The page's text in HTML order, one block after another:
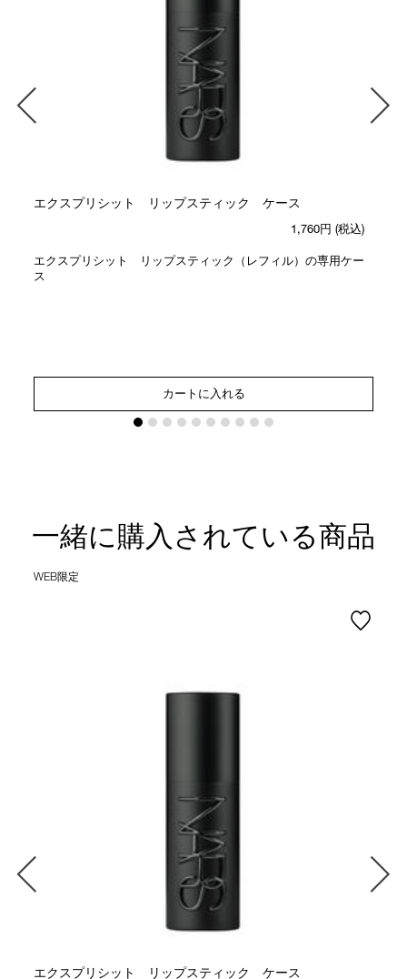
エクスプリシット リップスティック ケース
1,760円 (税込)
エクスプリシット リップスティック（レフィル）の専用ケー
ス
カートに入れる
一緒に購入されている商品
WEB限定
エクスプリシット リップスティック ケース